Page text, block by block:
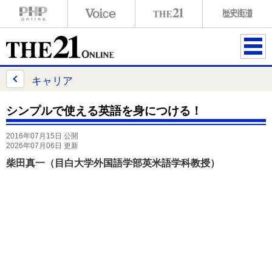
ME
キャリア
シンプルで使える英語を身につける！
2016年07月15日 公開
2026年07月06日 更新
柴田真一（目白大学外国語学部英米語学科教授）